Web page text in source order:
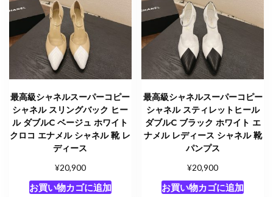
最高級シャネルスーパーコピー
シャネル スリングバック ヒー
ル ダブルC ベージュ ホワイト
クロコ エナメル シャネル 靴 レ
ディース
¥20,900
お買い物カゴに追加
最高級シャネルスーパーコピー
シャネル スティレットヒール
ダブルC ブラック ホワイト エ
ナメル レディース シャネル 靴
パンプス
¥20,900
お買い物カゴに追加